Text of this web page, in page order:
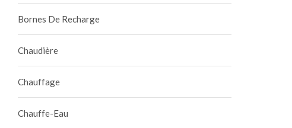
Bornes De Recharge
Chaudière
Chauffage
Chauffe-Eau